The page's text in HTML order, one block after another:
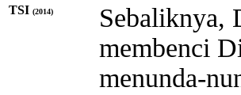
TSI (2014)
Sebaliknya,
membenci
menunda-